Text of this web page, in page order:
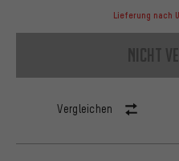
Lieferung nach
nicht
Vergleichen